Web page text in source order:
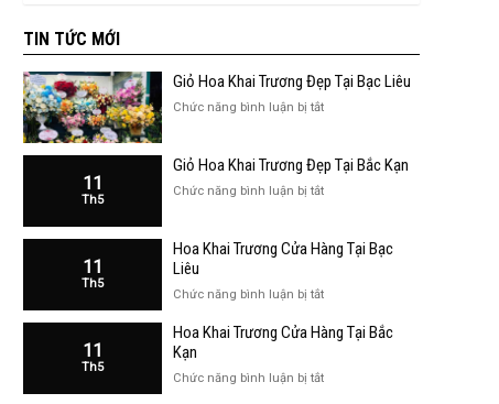
TIN TỨC MỚI
Giỏ Hoa Khai Trương Đẹp Tại Bạc Liêu
Chức năng bình luận bị tắtở
Khai
Đẹp
Liêu
11
Th5
Giỏ Hoa Khai Trương Đẹp Tại Bắc Kạn
Chức năng bình luận bị tắtở
Khai
Tại
Kạn
11
Th5
Hoa Khai Trương Cửa Hàng Tại Bạc
Liêu
Chức năng bình luận bị tắtở
Khai
Hàng
11
Th5
Hoa Khai Trương Cửa Hàng Tại Bắc
Kạn
Chức năng bình luận bị tắtở